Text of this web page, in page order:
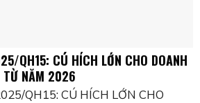
QH15: CÚ HÍCH LỚN CHO DOANH
TỪ NĂM 2026
QH15: CÚ HÍCH LỚN CHO